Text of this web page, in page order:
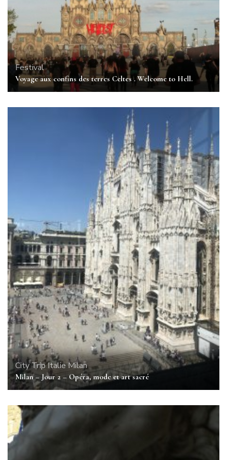
Festival
Voyage aux confins des terres Celtes . Welcome to Hell.
City TripItalieMilan
Milan – Jour 2 – Opéra, mode et art sacré